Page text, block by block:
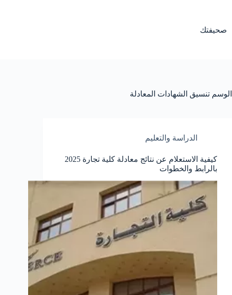
صحيفتك
الوسم تنسيق الشهادات المعادلة
الدراسة والتعليم
كيفية الاستعلام عن نتائج معادلة كلية تجارة 2025
بالرابط والخطوات